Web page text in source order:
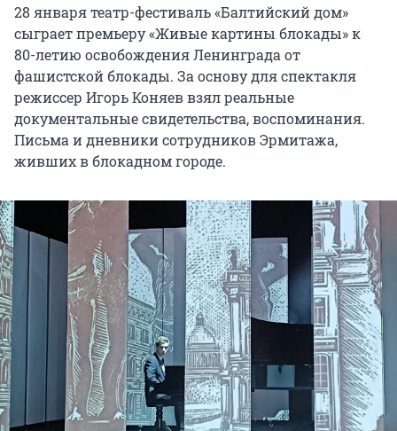
28 января театр-фестиваль «Балтийский дом»
сыграет премьеру «Живые картины блокады» к
80-летию освобождения Ленинграда от
фашистской блокады. За основу для спектакля
режиссер Игорь Коняев взял реальные
документальные свидетельства, воспоминания.
Письма и дневники сотрудников Эрмитажа,
живших в блокадном городе.